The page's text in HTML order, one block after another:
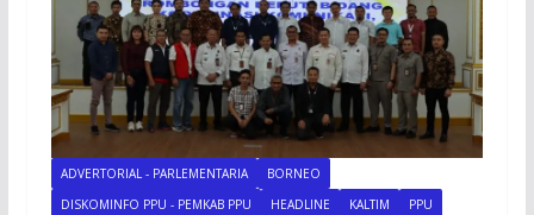
ADVERTORIAL - PARLEMENTARIA
BORNEO
DISKOMINFO PPU - PEMKAB PPU
HEADLINE KALTIM PPU